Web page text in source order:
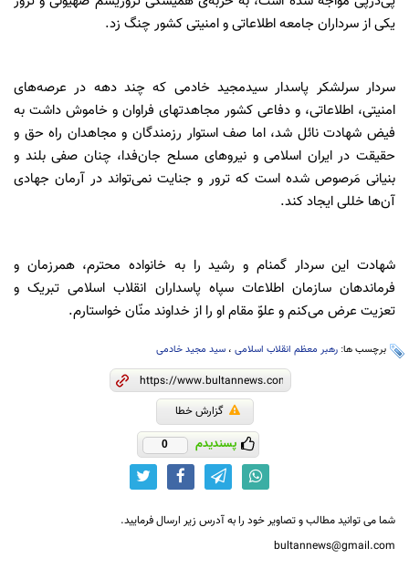
یکی از سرداران جامعه اطلاعاتی و امنیتی کشور چنگ زد.
سردار سرلشکر پاسدار سیدمجید خادمی که چند دهه در عرصه‌های
امنیتی، اطلاعاتی، و دفاعی کشور مجاهدتهای فراوان و خاموش داشت به
فیض شهادت نائل شد، اما صف استوار رزمندگان و مجاهدان راه حق و
حقیقت در ایران اسلامی و نیروهای مسلح جان‌فدا، چنان صفی بلند و
بنیانی مَرصوص شده است که ترور و جنایت نمی‌تواند در آرمان جهادی
آن‌ها خللی ایجاد کند.
شهادت این سردار گمنام و رشید را به خانواده محترم، همرزمان و
فرماندهان سازمان اطلاعات سپاه پاسداران انقلاب اسلامی تبریک و
تعزیت عرض می‌کنم و علوّ مقام او را از خداوند منّان خواستارم.
برچسب ها: رهبر معظم انقلاب اسلامی ، سید مجید خادمی
گزارش خطا
پسندیدم 0
شما می توانید مطالب و تصاویر خود را به آدرس زیر ارسال فرمایید.
bultannews@gmail.com